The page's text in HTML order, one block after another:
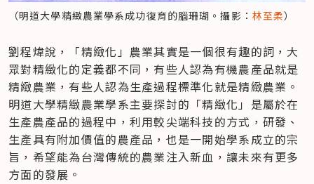
（明道大學精緻農業學系成功復育的腦珊瑚。攝影： 林至柔）
劉程煒說，「精緻化」農業其實是一個很有趣的詞，大
眾對精緻化的定義都不同，有些人認為有機農產品就是
精緻農業，有些人認為生產過程標準化就是精緻農業。
明道大學精緻農業學系主要探討的「精緻化」是屬於在
生產農產品的過程中，利用較尖端科技的方式，研發、
生產具有附加價值的農產品，也是一開始學系成立的宗
旨，希望能為台灣傳統的農業注入新血，讓未來有更多
方面的發展。